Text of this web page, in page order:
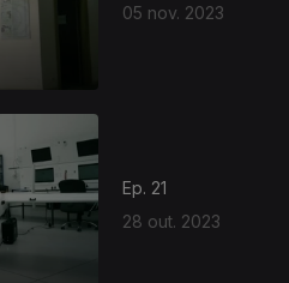
05 nov. 2023
Ep. 21
28 out. 2023